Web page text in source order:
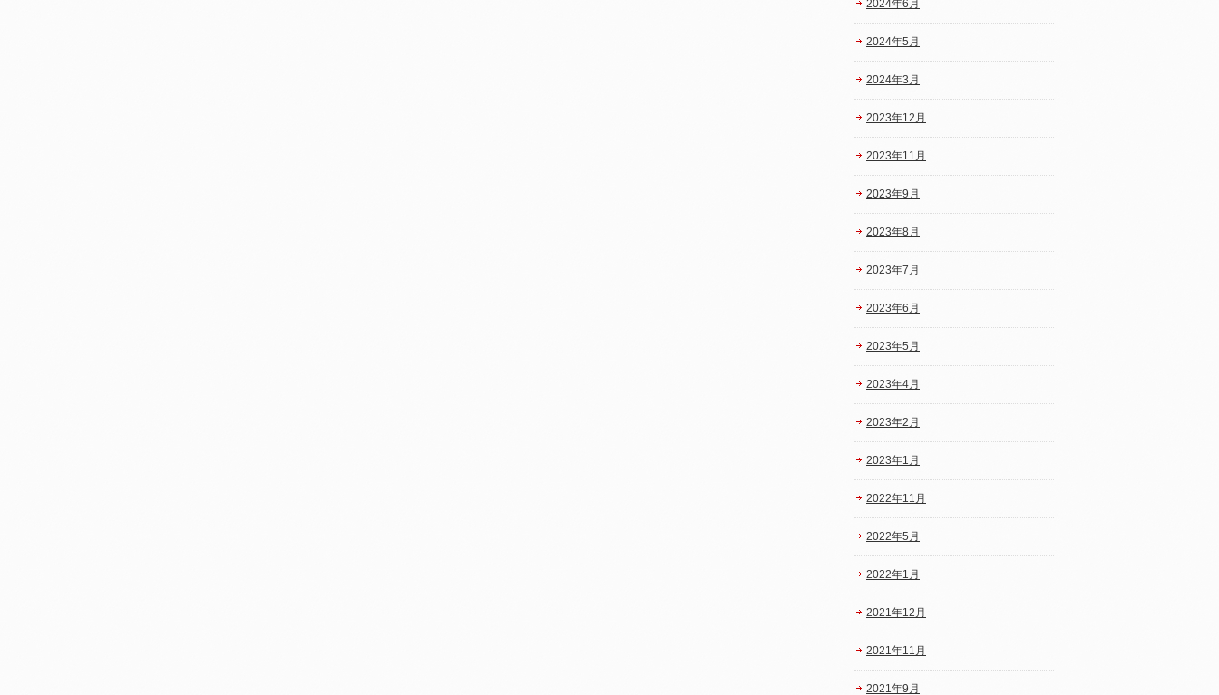
2024年6月
2024年5月
2024年3月
2023年12月
2023年11月
2023年9月
2023年8月
2023年7月
2023年6月
2023年5月
2023年4月
2023年2月
2023年1月
2022年11月
2022年5月
2022年1月
2021年12月
2021年11月
2021年9月